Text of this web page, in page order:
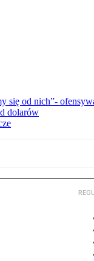
się od nich”-
dolarów